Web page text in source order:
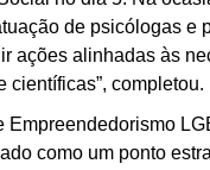
de psicólogas e
ações alinhadas às
científicas”, completou.
Empreendedorismo
como um ponto